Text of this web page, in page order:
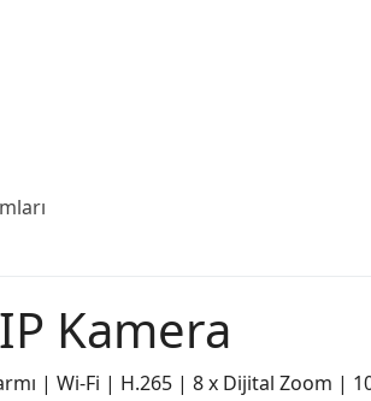
Kamera
| Wi-Fi | H.265 | 8 x Dijital Zoom |